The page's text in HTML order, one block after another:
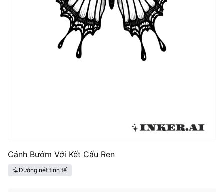
Cánh Bướm Với Kết Cấu Ren
Đường nét tinh tế